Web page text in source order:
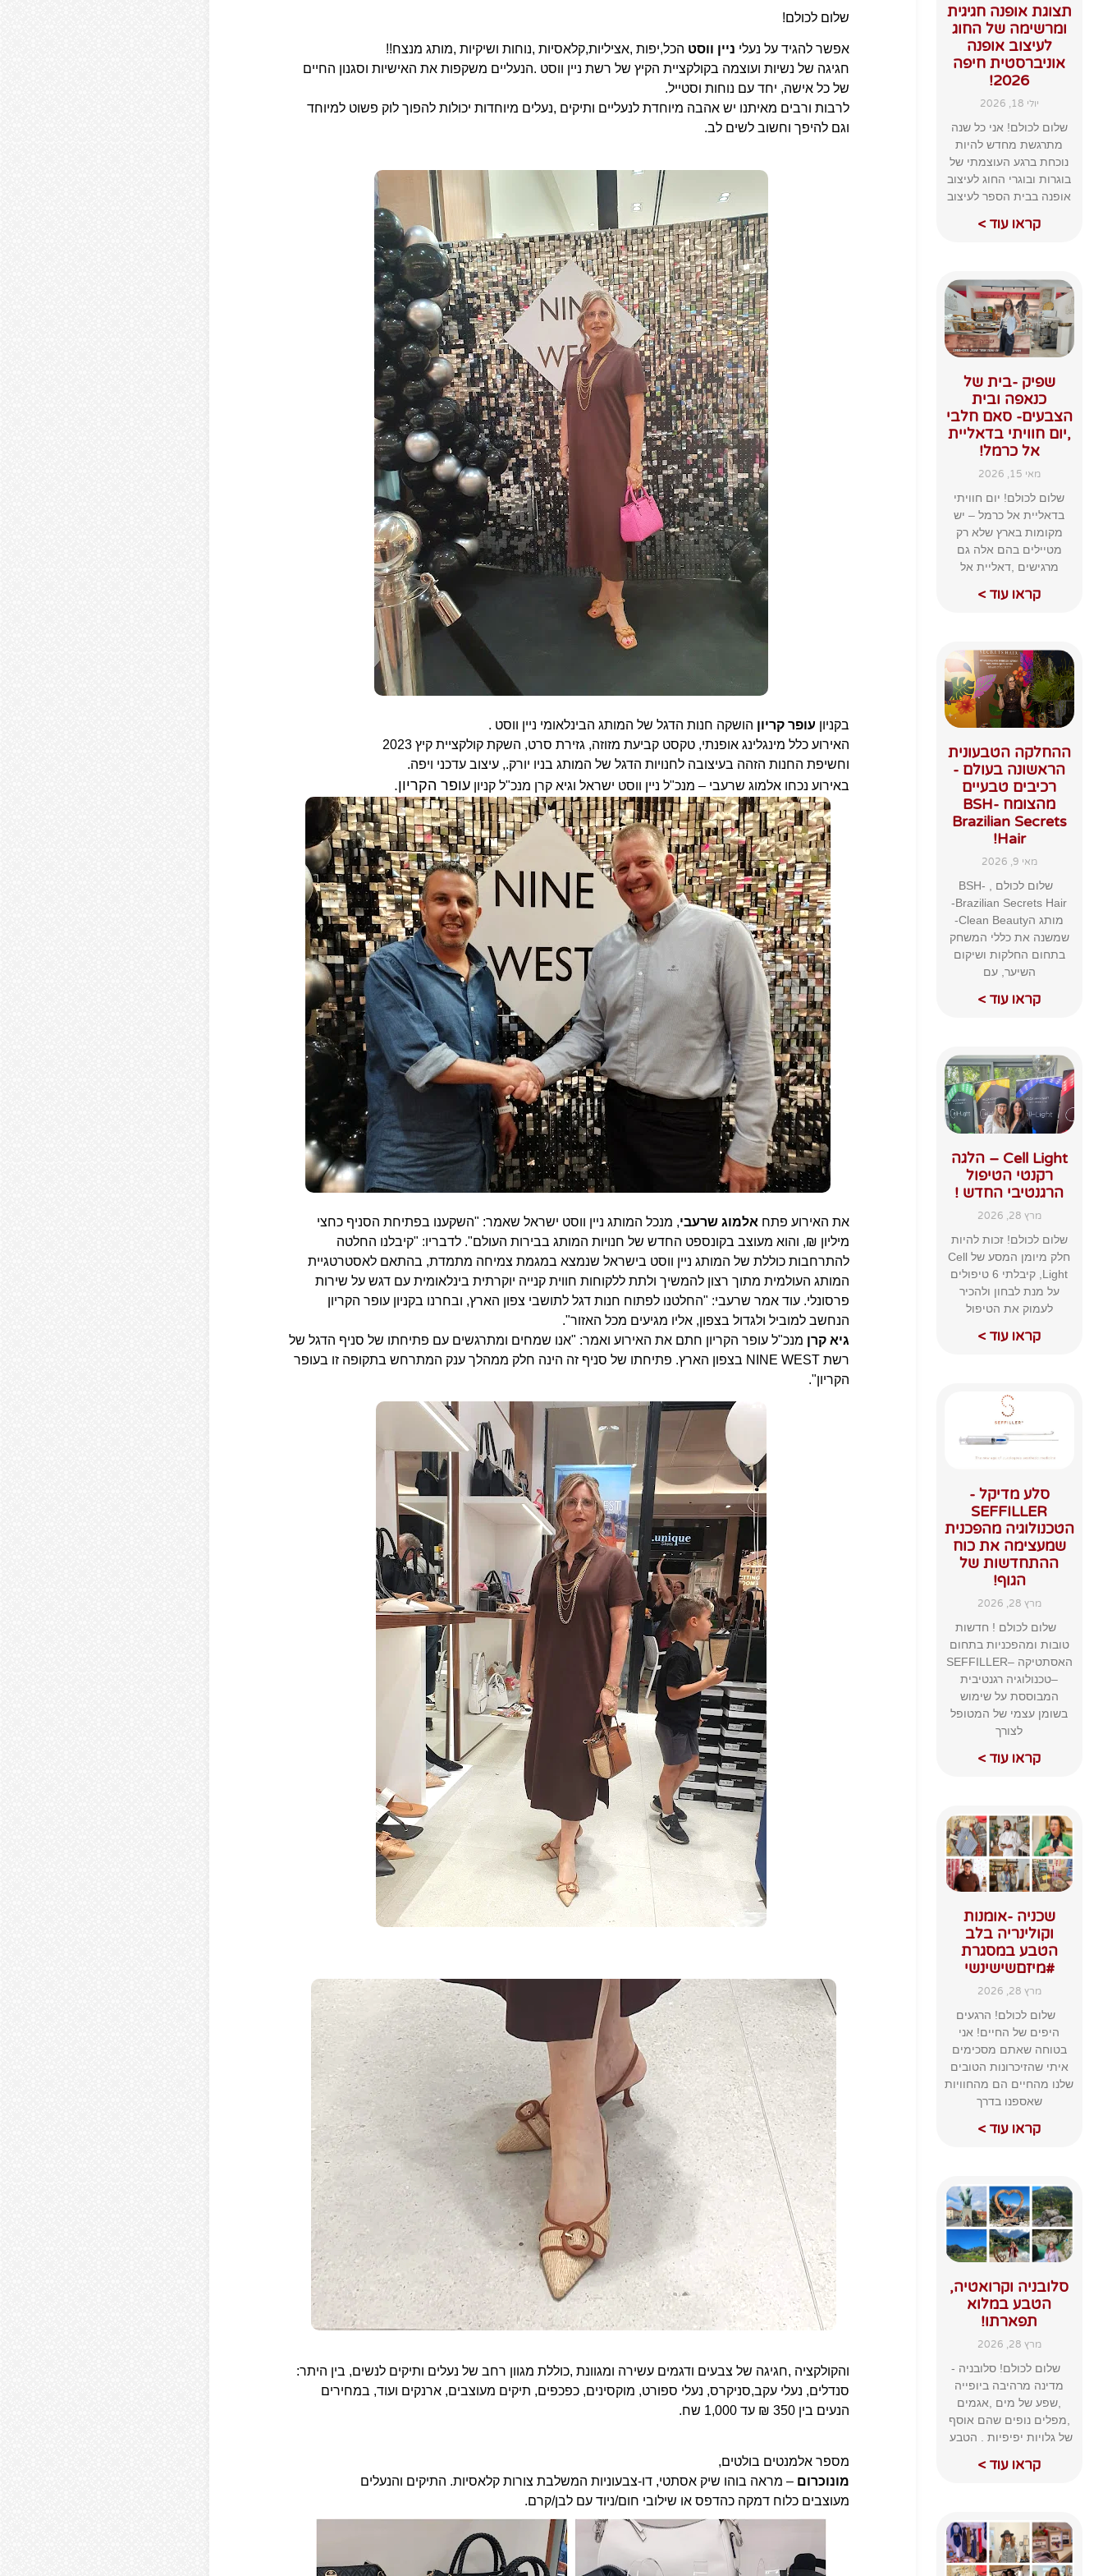
תצוגת אופנה חגיגית
ומרשימה של החוג
לעיצוב אופנה
אוניברסטית חיפה
2026!
יולי 18, 2026
שלום לכולם! אני כל שנה
מתרגשת מחדש להיות
נוכחת ברגע העוצמתי של
בוגרות ובוגרי החוג לעיצוב
אופנה בבית הספר לעיצוב
קראו עוד >
שפיק -בית של
כנאפה ובית
הצבעים- סאם חלבי
,יום חוויתי בדאליית
אל כרמל!
מאי 15, 2026
שלום לכולם! יום חוויתי
בדאליית אל כרמל – יש
מקומות בארץ שלא רק
מטיילים בהם אלה גם
מרגישים ,דאליית אל
קראו עוד >
ההחלקה הטבעונית
הראשונה בעולם -
רכיבים טבעיים
מהצומח BSH-
Brazilian Secrets
Hair!
מאי 9, 2026
שלום לכולם , BSH-
Brazilian Secrets Hair-
מותג הClean Beauty-
שמשנה את כללי המשחק
בתחום החלקות ושיקום
השיער, עם
קראו עוד >
Cell Light – הלגה
רקנטי הטיפול
הרגנטיבי החדש !
מרץ 28, 2026
שלום לכולם! זכות להיות
חלק מיומן המסע של Cell
Light, קיבלתי 6 טיפולים
על מנת לבחון ולהכיר
לעמוק את הטיפול
קראו עוד >
סלע מדיקל -
SEFFILLER
הטכנולוגיה מהפכנית
שמעצימה את כוח
ההתחדשות של
הגוף!
מרץ 28, 2026
שלום לכולם ! חדשות
טובות ומהפכניות בתחום
האסתטיקה –SEFFILLER
–טכנולוגיה רגנטיבית
המבוססת על שימוש
בשומן עצמי של המטופל
לצורך
קראו עוד >
שכניה -אומנות
וקולינריה בלב
הטבע במסגרת
#מיזםשישינשי
מרץ 28, 2026
שלום לכולם! הרגעים
היפים של החיים! אני
בטוחה שאתם מסכימים
איתי שהזיכרונות הטובים
שלנו מהחיים הם מהחוויות
שאספנו בדרך
קראו עוד >
סלובניה וקרואטיה,
הטבע במלוא
תפארתו!
מרץ 28, 2026
שלום לכולם! סלובניה -
מדינה מרהיבה ביופייה
,שפע של מים ,אגמים
,מפלים נופים שהם אוסף
של גלויות יפיפיות . הטבע
קראו עוד >
שלום לכולם!
אפשר להגיד על נעלי ניין ווסט הכל,יפות ,אציליות,קלאסיות ,נוחות ושיקיות ,מותג מנצח!!
חגיגה של נשיות ועוצמה בקולקציית הקיץ של רשת ניין ווסט .הנעליים משקפות את האישיות וסגנון החיים
של כל אישה, יחד עם נוחות וסטייל.
לרבות ורבים מאיתנו יש אהבה מיוחדת לנעליים ותיקים ,נעלים מיוחדות יכולות להפוך לוק פשוט למיוחד
וגם להיפך וחשוב לשים לב.
בקניון עופר קריון הושקה חנות הדגל של המותג הבינלאומי ניין ווסט .
האירוע כלל מינגלינג אופנתי, טקסט קביעת מזוזה, גזירת סרט, השקת קולקציית קיץ 2023
וחשיפת החנות הזהה בעיצובה לחנויות הדגל של המותג בניו יורק., עיצוב עדכני ויפה.
באירוע נכחו אלמוג שרעבי – מנכ"ל ניין ווסט ישראל וגיא קרן מנכ"ל קניוןעופר הקריון.
את האירוע פתח אלמוג שרעבי, מנכל המותג ניין ווסט ישראל שאמר: "השקענו בפתיחת הסניף כחצי
מיליון ₪, והוא מעוצב בקונספט החדש של חנויות המותג בבירות העולם". לדבריו: "קיבלנו החלטה
להתרחבות כוללת של המותג ניין ווסט בישראל שנמצא במגמת צמיחה מתמדת, בהתאם לאסטרטגיית
המותג העולמית מתוך רצון להמשיך ולתת ללקוחות חווית קנייה יוקרתית בינלאומית עם דגש על שירות
פרסונלי. עוד אמר שרעבי: "החלטנו לפתוח חנות דגל לתושבי צפון הארץ, ובחרנו בקניון עופר הקריון
הנחשב למוביל ולגדול בצפון, אליו מגיעים מכל האזור".
גיא קרן מנכ"ל עופר הקריון חתם את האירוע ואמר: "אנו שמחים ומתרגשים עם פתיחתו של סניף הדגל של
רשת NINE WEST בצפון הארץ. פתיחתו של סניף זה הינה חלק ממהלך ענק המתרחש בתקופה זו בעופר
הקריון".
והקולקציה ,חגיגה של צבעים ודגמים עשירה ומגוונת ,כוללת מגוון רחב של נעלים ותיקים לנשים, בין היתר:
סנדלים, נעלי עקב,סניקרס, נעלי ספורט, מוקסינים, כפכפים, תיקים מעוצבים, ארנקים ועוד, במחירים
הנעים בין 350 ₪ עד 1,000 שח.
מספר אלמנטים בולטים,
מונוכרום – מראה בוהו שיק אסתטי, דו-צבעוניות המשלבת צורות קלאסיות. התיקים והנעלים
מעוצבים כלוח דמקה כהדפס או שילובי חום/ניוד עם לבן/קרם.